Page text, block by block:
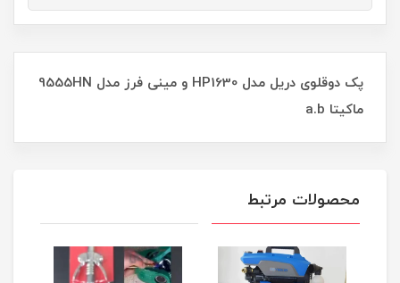
پک دوقلوی دریل مدل HP1630 و مینی فرز مدل 9555HN
ماکیتا a.b
محصولات مرتبط